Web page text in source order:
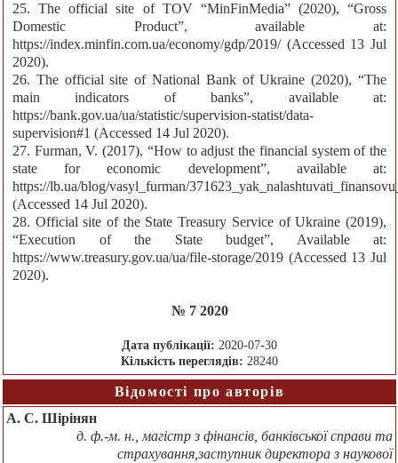
25. The official site of TOV “MinFinMedia” (2020), “Gross
Domestic Product”, available at:
https://index.minfin.com.ua/economy/gdp/2019/ (Accessed 13 Jul
2020).
26. The official site of National Bank of Ukraine (2020), “The
main indicators of banks”, available at:
https://bank.gov.ua/ua/statistic/supervision-statist/data-
supervision#1 (Accessed 14 Jul 2020).
27. Furman, V. (2017), “How to adjust the financial system of the
state for economic development”, available at:
https://lb.ua/blog/vasyl_furman/
(Accessed 14 Jul 2020).
28. Official site of the State Treasury Service of Ukraine (2019),
“Execution of the State budget”, Available at:
https://www.treasury.gov.ua/ua/file-storage/2019 (Accessed 13 Jul
2020).
№ 7 2020
Дата публікації: 2020-07-30
Кількість переглядів: 28240
Відомості про авторів
А. С. Шірінян
д. ф.-м. н., магістр з фінансів, банківської справи та
страхування,заступник директора з наукової